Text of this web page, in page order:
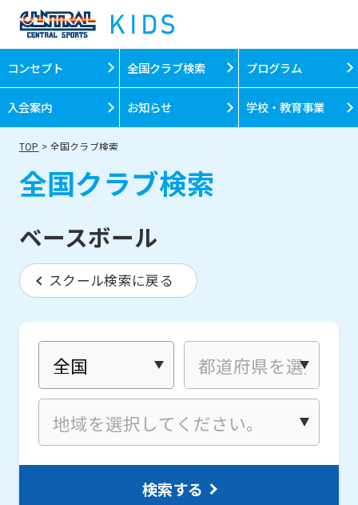
コンセプト 全国クラブ検索 プログラム
入会案内 お知らせ 学校・教育事業
TOP 全国クラブ検索
全国クラブ検索
ベースボール
スクール検索に戻る
検索する